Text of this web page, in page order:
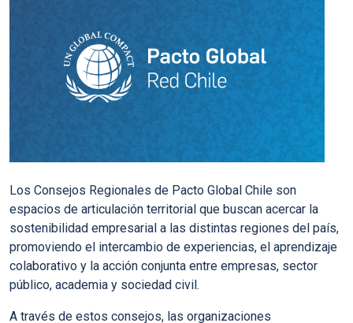
Los Consejos Regionales de Pacto Global Chile son
espacios de articulación territorial que buscan acercar la
sostenibilidad empresarial a las distintas regiones del país,
promoviendo el intercambio de experiencias, el aprendizaje
colaborativo y la acción conjunta entre empresas, sector
público, academia y sociedad civil.
A través de estos consejos, las organizaciones